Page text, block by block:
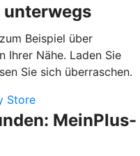
unterwegs
Beispiel über
Ihrer Nähe. Laden Sie
Sie sich überraschen.
Store
MeinPlus-